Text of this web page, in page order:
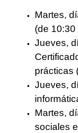
Martes,
(de
Jueves,
prácticas
Jueves,
Martes,
sociales